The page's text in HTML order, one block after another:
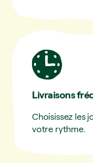
Livraisons
Choisissez les
votre rythme.